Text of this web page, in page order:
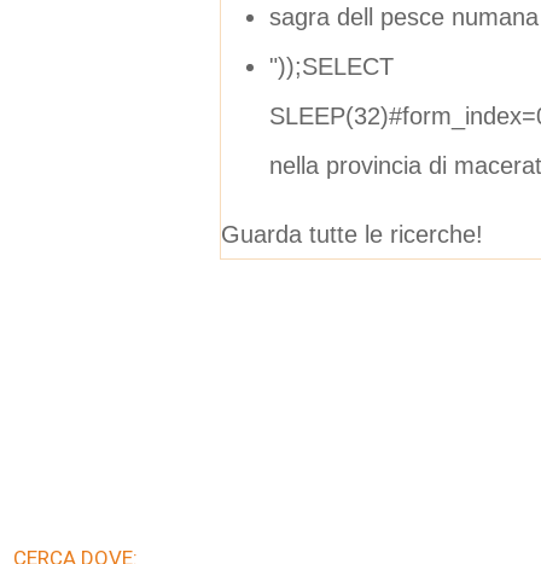
sagra dell pesce numana
"));SELECT
nella provincia di
Guarda tutte le ricerche!
CERCA DOVE: